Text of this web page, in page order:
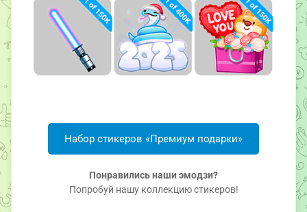
Набор стикеров «Премиум подарки»
Понравились наши эмодзи?
Попробуй нашу коллекцию стикеров!